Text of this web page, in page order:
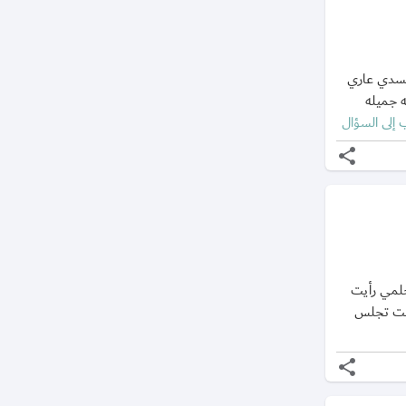
عاري
جميله
إلى السؤال
share
رأيت
تجلس
share